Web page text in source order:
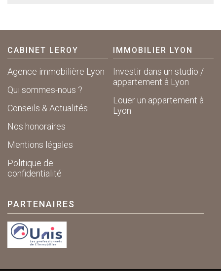
CABINET LEROY
Agence immobilière Lyon
Qui sommes-nous ?
Conseils & Actualités
Nos honoraires
Mentions légales
Politique de
confidentialité
IMMOBILIER LYON
Investir dans un studio /
appartement à Lyon
Louer un appartement à
Lyon
PARTENAIRES